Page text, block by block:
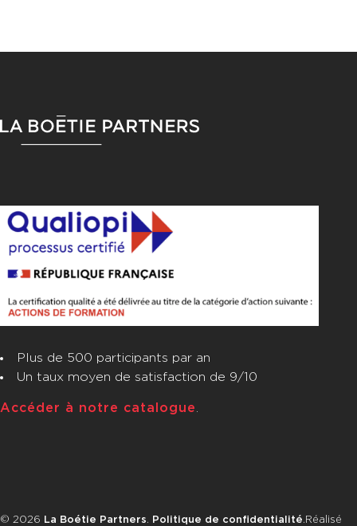
Plus de 500 participants par an
Un taux moyen de satisfaction de 9/10
Accéder à notre catalogue
© 2026 La Boétie Partners Politique de confidentialité Réalisé